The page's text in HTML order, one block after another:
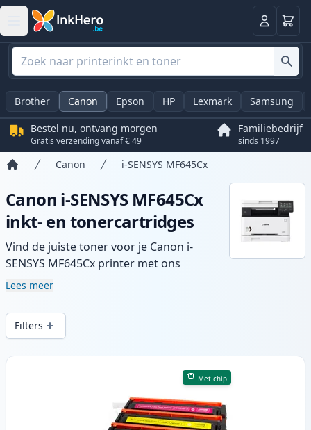
Log in
Brother Canon Epson HP Lexmark Samsung
Bestel nu, ontvang morgen
Gratis verzending vanaf € 49
Familiebedrijf
sinds 1997
Canon i-SENSYS MF645Cx
Canon i-SENSYS MF645Cx
inkt- en tonercartridges
Vind de juiste toner voor je Canon i-
SENSYS MF645Cx printer met ons
assortiment compatibele en high-yield
printkwaliteit en snelle levering vanuit
lokale voorraad in .
Lees meer
Filters
Producten
Met chip